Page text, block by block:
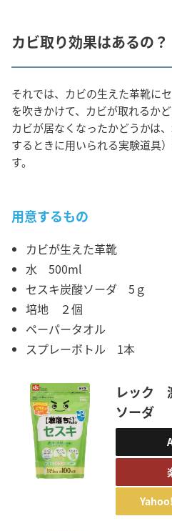
カビ取り効果はあるの？
それでは、カビの生えた革靴に
を吹きかけて、カビが取れるか
カビが居なくなったかどうかは
するときに用いられる実験道具
す。
用意するもの
カビが生えた革靴
水 500ml
セスキ炭酸ソーダ 5ｇ
培地 ２個
ペーパータオル
スプレーボトル 1本
レック
ソーダ